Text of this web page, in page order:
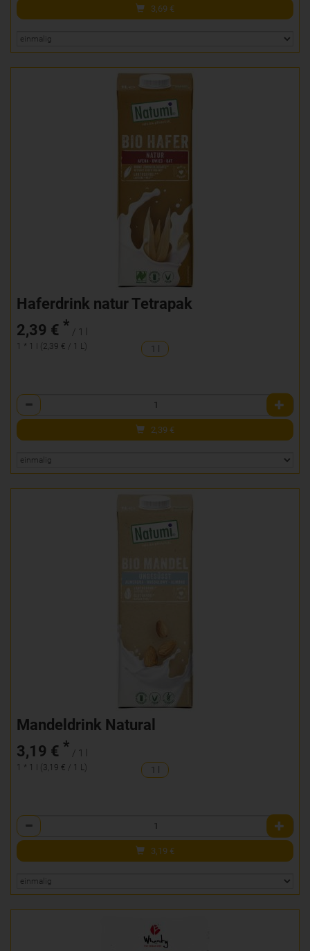
3,69 €
Haferdrink natur Tetrapak
2,39 € * / 1 l
1 * 1 l (2,39 € / 1 L)
Anzahl
2,39 €
Mandeldrink Natural
3,19 € * / 1 l
1 * 1 l (3,19 € / 1 L)
Anzahl
3,19 €